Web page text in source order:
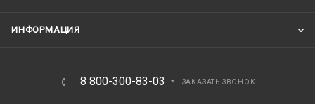
ИНФОРМАЦИЯ
8 800-300-83-03 ЗАКАЗАТЬ ЗВОНОК